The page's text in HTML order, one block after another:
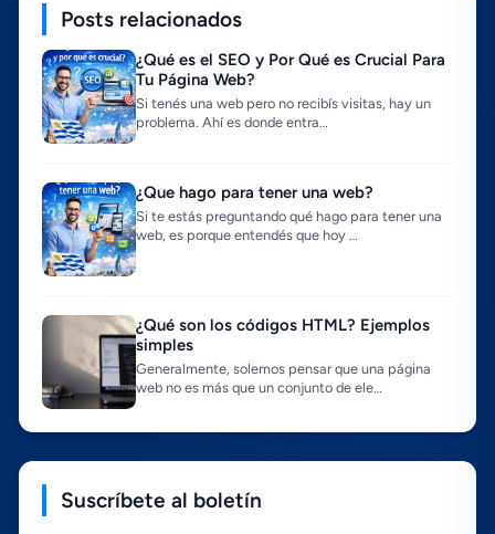
Posts relacionados
¿Qué es el SEO y Por Qué es Crucial Para
Tu Página Web?
Si tenés una web pero no recibís visitas, hay un
problema. Ahí es donde entra…
¿Que hago para tener una web?
Si te estás preguntando qué hago para tener una
web, es porque entendés que hoy …
¿Qué son los códigos HTML? Ejemplos
simples
Generalmente, solemos pensar que una página
web no es más que un conjunto de ele…
Suscríbete al boletín